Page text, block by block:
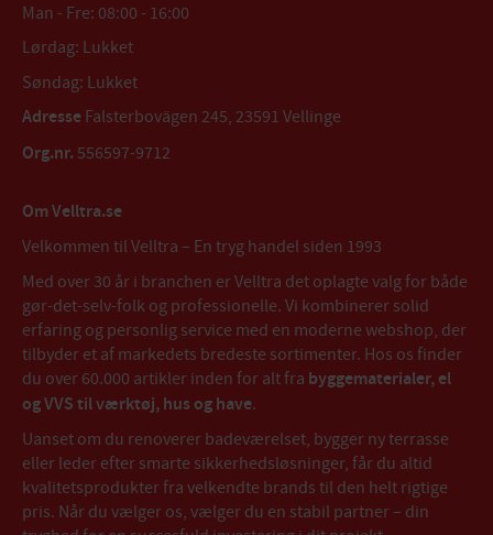
Man - Fre: 08:00 - 16:00
Lørdag: Lukket
Søndag: Lukket
Adresse Falsterbovägen 245, 23591 Vellinge
Org.nr. 556597-9712
Om Velltra.se
Velkommen til Velltra – En tryg handel siden 1993
Med over 30 år i branchen er Velltra det oplagte valg for både
gør-det-selv-folk og professionelle. Vi kombinerer solid
erfaring og personlig service med en moderne webshop, der
tilbyder et af markedets bredeste sortimenter. Hos os finder
du over 60.000 artikler inden for alt fra byggematerialer, el
og VVS til værktøj, hus og have.
Uanset om du renoverer badeværelset, bygger ny terrasse
eller leder efter smarte sikkerhedsløsninger, får du altid
kvalitetsprodukter fra velkendte brands til den helt rigtige
pris. Når du vælger os, vælger du en stabil partner – din